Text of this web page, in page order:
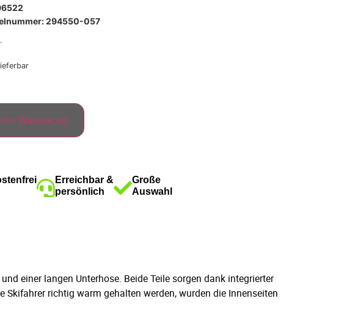
294550-057
Warenkorb
Erreichbar &
persönlich
Große
Auswahl
einer langen Unterhose. Beide Teile sorgen dank integrierter
Skifahrer richtig warm gehalten werden, wurden die Innenseiten